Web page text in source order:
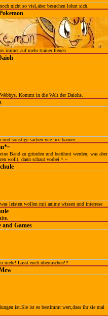
nicht so viel,aber besuchen lohnt sich.
immer auf mehr trainer freuen
Kommt in die Welt der Daiohs.
sonstige sachen wie free banner...
Band zu gründen und berühmt werden, was aber
wollt, dann schaut vorbei ^.~
leisten wollen mit anime wissen und interrese
Games
Lasst euch überraschen!!!
ist.Sie ist es bestimmt wert,dass ihr sie mal